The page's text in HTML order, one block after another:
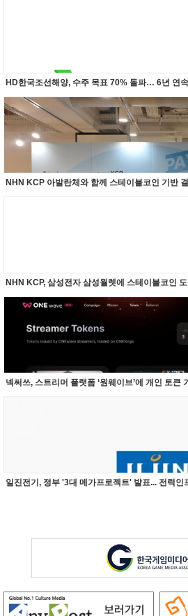
HD한국조선해양, 수주 목표 70% 돌파… 6년 연
NHN KCP 아발란체와 함께 스테이블코인 기반
NHN KCP, 삼성전자 삼성월렛에 스테이블코인
넥써쓰, 스트리머 플랫폼 ‘원웨이브’에 개인 토큰
일진전기, 정부 '3대 메가프로젝트' 발표... 전력인